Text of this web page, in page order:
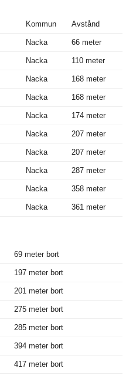
Kommun Avstånd
Nacka 66 meter
Nacka 110 meter
Nacka 168 meter
Nacka 168 meter
Nacka 174 meter
Nacka 207 meter
Nacka 207 meter
Nacka 287 meter
Nacka 358 meter
Nacka 361 meter
69 meter bort
197 meter bort
201 meter bort
275 meter bort
285 meter bort
394 meter bort
417 meter bort